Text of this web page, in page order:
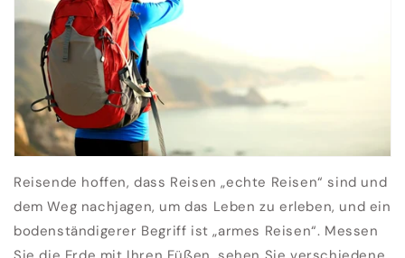
Reisende hoffen, dass Reisen „echte Reisen“ sind und
dem Weg nachjagen, um das Leben zu erleben, und ein
bodenständigerer Begriff ist „armes Reisen“. Messen